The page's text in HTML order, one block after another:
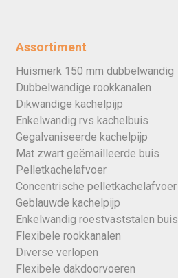
Assortiment
Huismerk 150 mm dubbelwandig
Dubbelwandige rookkanalen
Dikwandige kachelpijp
Enkelwandig rvs kachelbuis
Gegalvaniseerde kachelpijp
Mat zwart geëmailleerde buis
Pelletkachelafvoer
Concentrische pelletkachelafvoer
Geblauwde kachelpijp
Enkelwandig roestvaststalen buis
Flexibele rookkanalen
Diverse verlopen
Flexibele dakdoorvoeren